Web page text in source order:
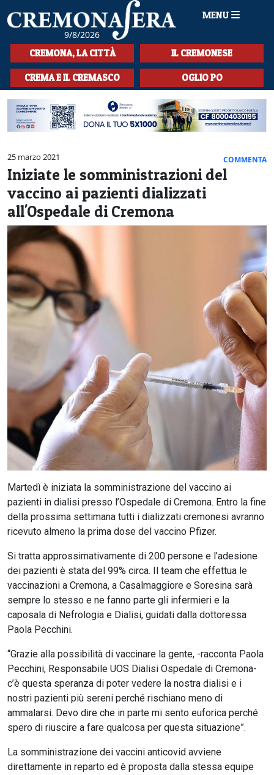
9/8/2026
MENU
HOME
CRONACA
SPORT
LA MUSICA
CULTURA
LA STORIA
SPETTACOLI
L'EDITORIALE
SEZIONI
CERCA
CREMONA, LA CITTÀ IL CREMONESE
CREMA E IL CREMASCO OGLIO PO
25 marzo 2021 COMMENTA
Iniziate le somministrazioni del
vaccino ai pazienti dializzati
all'Ospedale di Cremona
Martedì è iniziata la somministrazione del vaccino ai
pazienti in dialisi presso l’Ospedale di Cremona. Entro la fine
della prossima settimana tutti i dializzati cremonesi avranno
ricevuto almeno la prima dose del vaccino Pfizer.
Si tratta approssimativamente di 200 persone e l’adesione
dei pazienti è stata del 99% circa. Il team che effettua le
vaccinazioni a Cremona, a Casalmaggiore e Soresina sarà
sempre lo stesso e ne fanno parte gli infermieri e la
caposala di Nefrologia e Dialisi, guidati dalla dottoressa
Paola Pecchini.
“Grazie alla possibilità di vaccinare la gente, -racconta Paola
Pecchini, Responsabile UOS Dialisi Ospedale di Cremona-
c’è questa speranza di poter vedere la nostra dialisi e i
nostri pazienti più sereni perché rischiano meno di
ammalarsi. Devo dire che in parte mi sento euforica perché
spero di riuscire a fare qualcosa per questa situazione”.
La somministrazione dei vaccini anticovid avviene
direttamente in reparto ed è proposta dalla stessa equipe